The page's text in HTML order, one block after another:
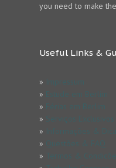
you need to make
Useful Links &
»
»
»
»
»
»
»